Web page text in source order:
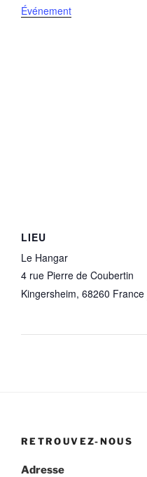
Événement
LIEU
Le Hangar
4 rue Pierre de Coubertin
Kingersheim, 68260 France
RETROUVEZ-NOUS
Adresse